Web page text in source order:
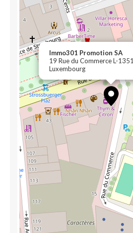
Immo301 Promotion SA
19 Rue du Commerce L-1351
Luxembourg